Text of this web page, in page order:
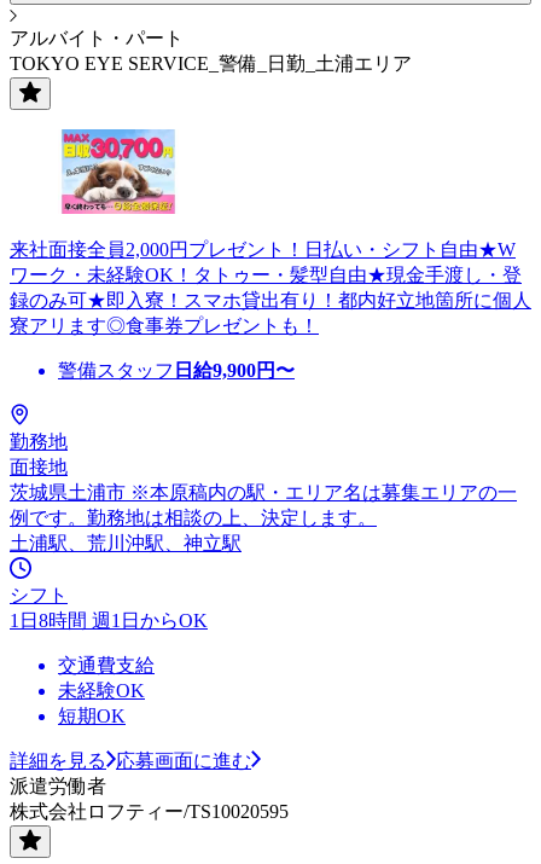
アルバイト・パート
TOKYO EYE SERVICE_警備_日勤_土浦エリア
来社面接全員2,000円プレゼント！日払い・シフト自由★W
ワーク・未経験OK！タトゥー・髪型自由★現金手渡し・登
録のみ可★即入寮！スマホ貸出有り！都内好立地箇所に個人
寮アリます◎食事券プレゼントも！
警備スタッフ 日給9,900円〜
勤務地
面接地
茨城県土浦市 ※本原稿内の駅・エリア名は募集エリアの一
例です。勤務地は相談の上、決定します。
土浦駅、荒川沖駅、神立駅
シフト
1日8時間 週1日からOK
交通費支給
未経験OK
短期OK
詳細を見る
応募画面に進む
派遣労働者
株式会社ロフティー/TS10020595